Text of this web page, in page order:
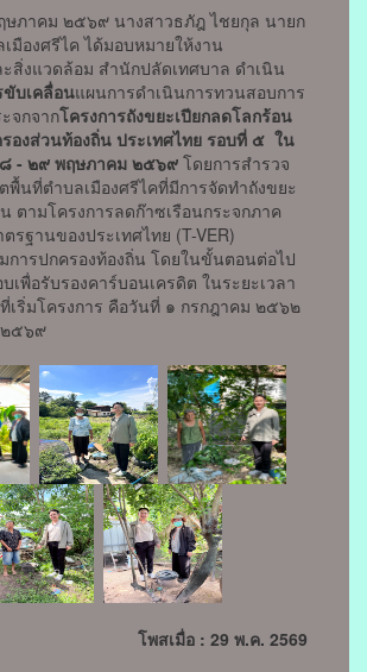
ษภาคม ๒๕๖๙ นางสาวธภัฎ ไชยกุล นายก
มืองศรีไค ได้มอบหมายให้งาน
สิ่งแวดล้อม สำนักปลัดเทศบาล ดำเนิน
บเคลื่อนแผนการดำเนินการทวนสอบการ
จกจากโครงการถังขยะเปียกลดโลกร้อน
องส่วนท้องถิ่น ประเทศไทย รอบที่ ๕ ใน
- ๒๙ พฤษภาคม ๒๕๖๙ โดยการสำรวจ
พื้นที่ตำบลเมืองศรีไคที่มีการจัดทำถังขยะ
ตามโครงการลดก๊าซเรือนกระจกภาค
รฐานของประเทศไทย (T-VER)
การปกครองท้องถิ่น โดยในขั้นตอนต่อไป
เพื่อรับรองคาร์บอนเครดิต ในระยะเวลา
เริ่มโครงการ คือวันที่ ๑ กรกฎาคม ๒๕๖๒
๕๖๙
โพสเมื่อ : 29 พ.ค. 2569